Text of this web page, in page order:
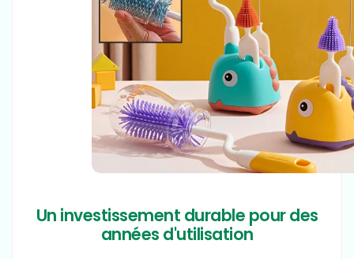
Un investissement durable pour des
années d'utilisation